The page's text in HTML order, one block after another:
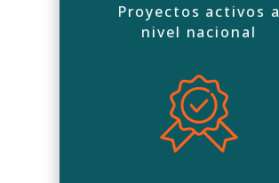
Proyectos activos a
nivel nacional